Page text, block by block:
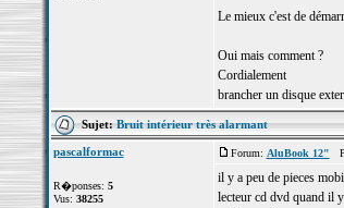
Le mieux c'est de
Oui mais comment ?
Cordialement
brancher un disque
Sujet:Bruit intérieur très alarmant
pascalformac
R�ponses: 5
Vus: 38255
Forum: AluBook 12"
il y a peu de pieces
lecteur cd dvd quand il